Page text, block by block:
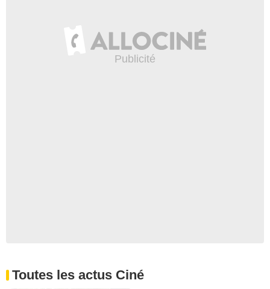
Toutes les actus Ciné